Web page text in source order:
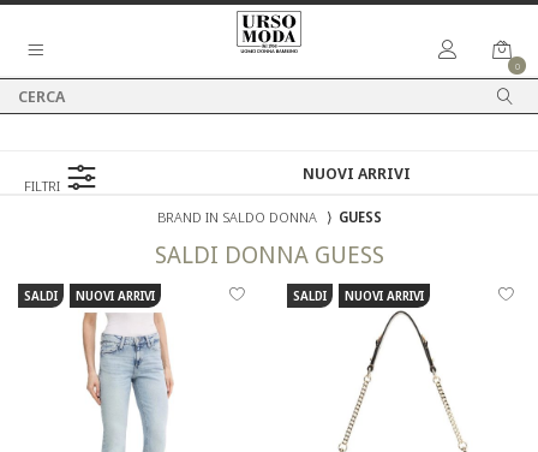
0
FILTRI
BRAND IN SALDO DONNA ⟩ GUESS
SALDI DONNAGUESS
SALDI NUOVI ARRIVI SALDI NUOVI ARRIVI